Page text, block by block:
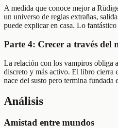
A medida que conoce mejor a
un universo de reglas extrañas,
puede explicar en casa. Lo
Parte 4: Crecer a través del
La relación con los vampiros obliga
discreto y más activo. El libro cierra
nace del susto pero termina fundada
Análisis
Amistad entre mundos